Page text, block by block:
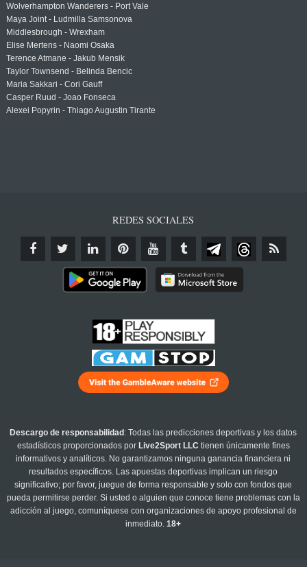
Wolverhampton Wanderers - Port Vale
Maya Joint - Ludmilla Samsonova
Middlesbrough - Wrexham
Elise Mertens - Naomi Osaka
Terence Atmane - Jakub Mensik
Taylor Townsend - Belinda Bencic
Maria Sakkari - Cori Gauff
Casper Ruud - Joao Fonseca
Alexei Popyrin - Thiago Augustin Tirante
REDES SOCIALES
Descargo de responsabilidad : Todas las predicciones deportivas y los datos
estadísticos proporcionados por Live2Sport LLC tienen únicamente fines
informativos y analíticos. No garantizamos ninguna ganancia financiera ni
resultados específicos. Las apuestas deportivas implican un riesgo
significativo; por favor, juegue de forma responsable y solo con fondos que
pueda permitirse perder. Si usted o alguien que conoce tiene problemas con la
adicción al juego, comuníquese con organizaciones de apoyo profesional de
inmediato.18+